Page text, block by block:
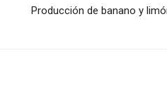
Producción de banano y